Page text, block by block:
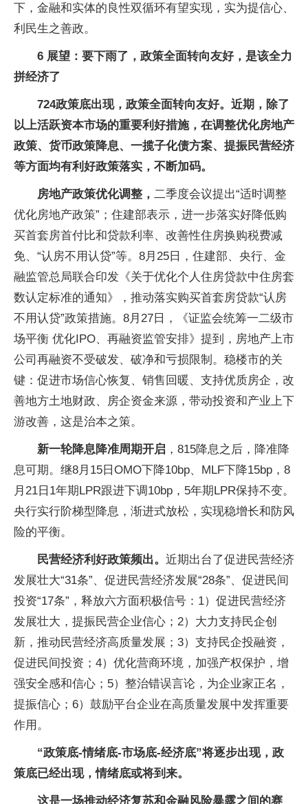
下，金融和实体的良性双循环有望实现，实为提信心、
利民生之善政。
6 展望：要下雨了，政策全面转向友好，是该全力
拼经济了
724政策底出现，政策全面转向友好。近期，除了
以上活跃资本市场的重要利好措施，在调整优化房地产
政策、货币政策降息、一揽子化债方案、提振民营经济
等方面均有利好政策落实，不断加码。
房地产政策优化调整， 二季度会议提出“适时调整
优化房地产政策”；住建部表示，进一步落实好降低购
买首套房首付比和贷款利率、改善性住房换购税费减
免、“认房不用认贷”等。8月25日，住建部、央行、金
融监管总局联合印发《关于优化个人住房贷款中住房套
数认定标准的通知》，推动落实购买首套房贷款“认房
不用认贷”政策措施。8月27日，《证监会统筹一二级市
场平衡 优化IPO、再融资监管安排》提到，房地产上市
公司再融资不受破发、破净和亏损限制。稳楼市的关
键：促进市场信心恢复、销售回暖、支持优质房企，改
善地方土地财政、房企资金来源，带动投资和产业上下
游改善，这是治本之策。
新一轮降息降准周期开启 ，815降息之后，降准降
息可期。继8月15日OMO下降10bp、MLF下降15bp，8
月21日1年期LPR跟进下调10bp，5年期LPR保持不变。
央行实行阶梯型降息，渐进式放松，实现稳增长和防风
险的平衡。
民营经济利好政策频出。 近期出台了促进民营经济
发展壮大“31条”、促进民营经济发展“28条”、促进民间
投资“17条”，释放六方面积极信号：1）促进民营经济
发展壮大，提振民营企业信心；2）大力支持民企创
新，推动民营经济高质量发展；3）支持民企投融资，
促进民间投资；4）优化营商环境，加强产权保护，增
强安全感和信心；5）整治错误言论，为企业家正名，
提振信心；6）鼓励平台企业在高质量发展中发挥重要
作用。
“政策底-情绪底-市场底-经济底”将逐步出现，政
策底已经出现，情绪底或将到来。
这是一场推动经济复苏和金融风险暴露之间的赛